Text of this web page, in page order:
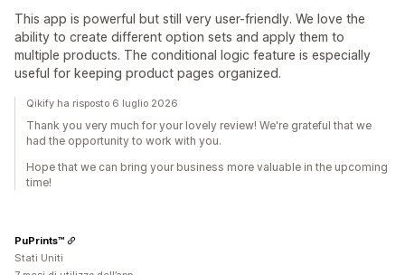
This app is powerful but still very user-friendly. We love the
ability to create different option sets and apply them to
multiple products. The conditional logic feature is especially
useful for keeping product pages organized.
Qikify ha risposto 6 luglio 2026
Thank you very much for your lovely review! We're grateful that we
had the opportunity to work with you.
Hope that we can bring your business more valuable in the upcoming
time!
PuPrints™️
Stati Uniti